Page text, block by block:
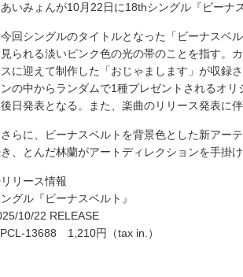
いみょんが10月22日に18thシングル『ビーナ
回シングルのタイトルとなった「ビーナスベ
られる淡いピンク色の光の帯のことを指す。
に迎えて制作した「おじゃまします」が収録
の中からランダムで1種プレゼントされるオ
日発表となる。また、楽曲のリリース発表に
らに、ビーナスベルトを背景色とした新アー
、とんだ林蘭がアートディレクションを手掛け
リース情報
グル『ビーナスベルト』
10/22 RELEASE
13688 1,210円（tax in.）